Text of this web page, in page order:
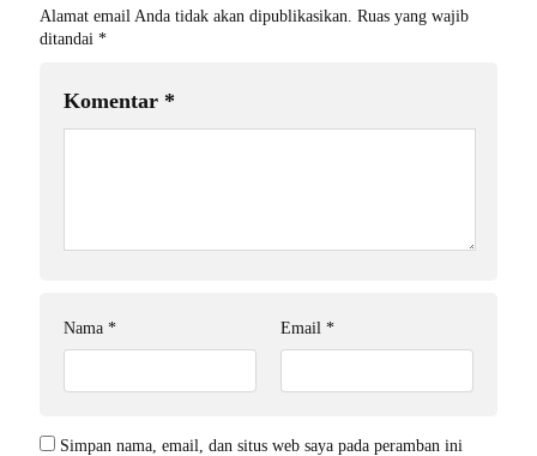
Alamat email Anda tidak akan dipublikasikan. Ruas yang wajib
ditandai *
Komentar *
Nama * Email *
Simpan nama, email, dan situs web saya pada peramban ini